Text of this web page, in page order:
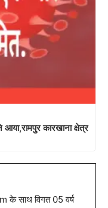
आया,रामपुर कारखाना क्षेत्र
के साथ विगत 05 वर्ष